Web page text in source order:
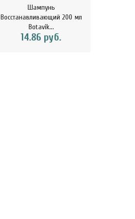
Шампунь
Восстанавливающий 200 мл
Botavik...
14.86 руб.